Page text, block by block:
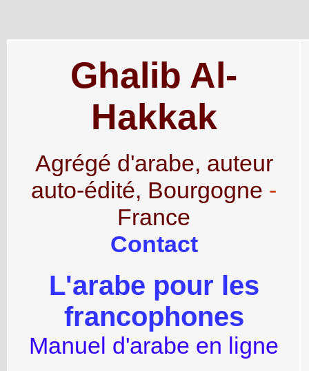
Ghalib Al-
Hakkak
Agrégé d'arabe, auteur
auto-édité, Bourgogne -
France
Contact
L'arabe pour les
francophones
Manuel d'arabe en ligne